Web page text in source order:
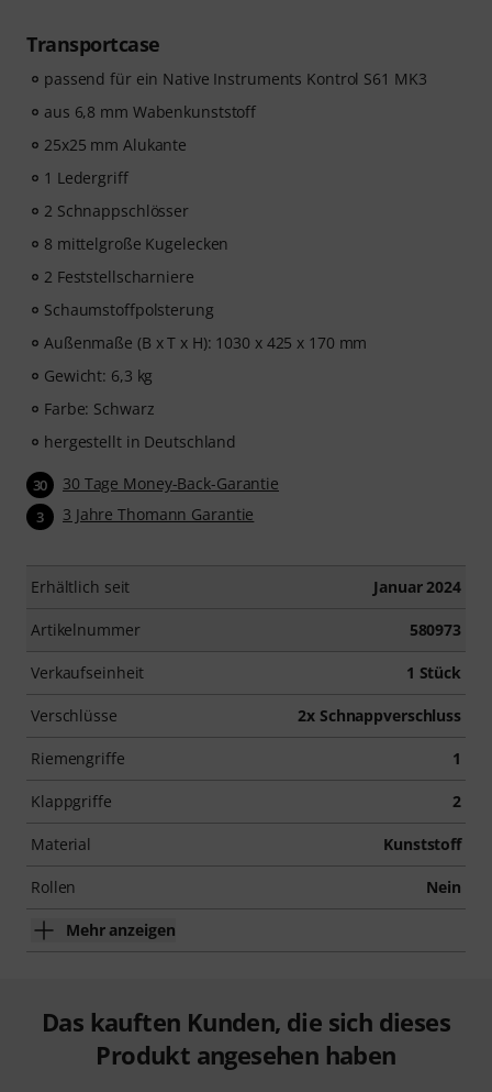
Transportcase
passend für ein Native Instruments Kontrol S61 MK3
aus 6,8 mm Wabenkunststoff
25x25 mm Alukante
1 Ledergriff
2 Schnappschlösser
8 mittelgroße Kugelecken
2 Feststellscharniere
Schaumstoffpolsterung
Außenmaße (B x T x H): 1030 x 425 x 170 mm
Gewicht: 6,3 kg
Farbe: Schwarz
hergestellt in Deutschland
30 30 Tage Money-Back-Garantie
3 3 Jahre Thomann Garantie
Erhältlich seit Januar 2024
Artikelnummer 580973
Verkaufseinheit 1 Stück
Verschlüsse 2x Schnappverschluss
Riemengriffe 1
Klappgriffe 2
Material Kunststoff
Rollen Nein
Mehr anzeigen
Das kauften Kunden, die sich dieses
Produkt angesehen haben